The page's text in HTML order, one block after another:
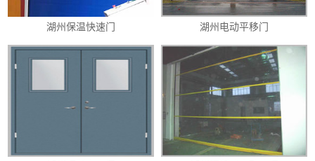
湖州保温快速门 湖州电动平移门